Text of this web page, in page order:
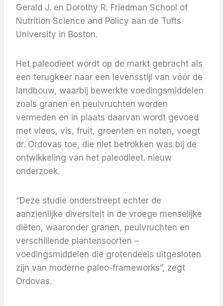
Gerald J. en Dorothy R. Friedman School of
Nutrition Science and Policy aan de Tufts
University in Boston.
Het paleodieet wordt op de markt gebracht als
een terugkeer naar een levensstijl van vóór de
landbouw, waarbij bewerkte voedingsmiddelen
zoals granen en peulvruchten worden
vermeden en in plaats daarvan wordt gevoed
met vlees, vis, fruit, groenten en noten, voegt
dr. Ordovas toe, die niet betrokken was bij de
ontwikkeling van het paleodieet. nieuw
onderzoek.
“Deze studie onderstreept echter de
aanzienlijke diversiteit in de vroege menselijke
diëten, waaronder granen, peulvruchten en
verschillende plantensoorten –
voedingsmiddelen die grotendeels uitgesloten
zijn van moderne paleo-frameworks”, zegt
Ordovas.